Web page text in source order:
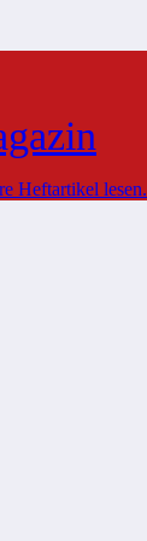
Heftartikel lesen.